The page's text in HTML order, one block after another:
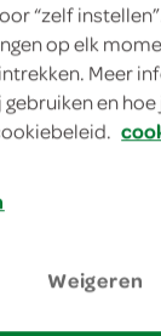
“zelf
op elk
Meer
en
Weigeren